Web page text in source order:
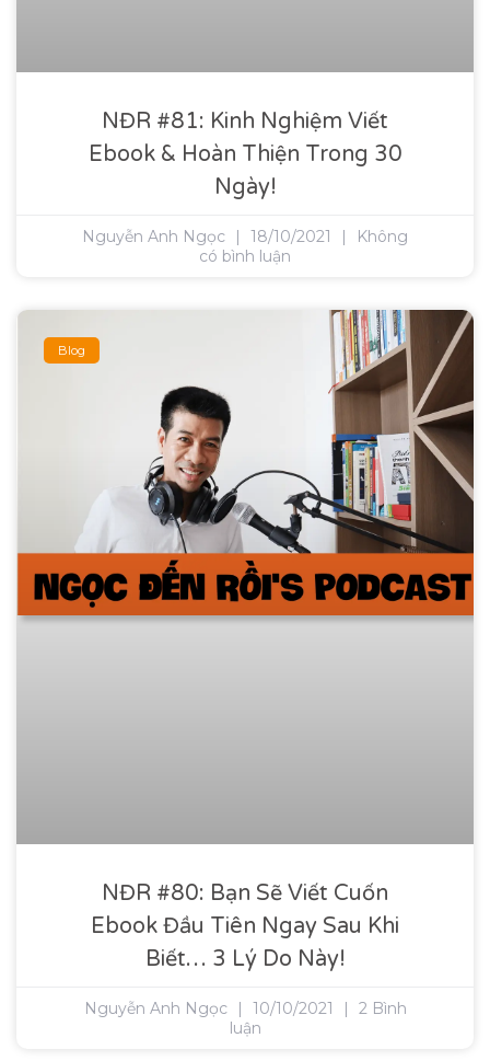
NĐR #81: Kinh Nghiệm Viết
Ebook & Hoàn Thiện Trong 30
Ngày!
Nguyễn Anh Ngọc 18/10/2021
Không
có bình luận
Blog
NĐR #80: Bạn Sẽ Viết Cuốn
Ebook Đầu Tiên Ngay Sau Khi
Biết… 3 Lý Do Này!
Nguyễn Anh Ngọc 10/10/2021
2 Bình
luận